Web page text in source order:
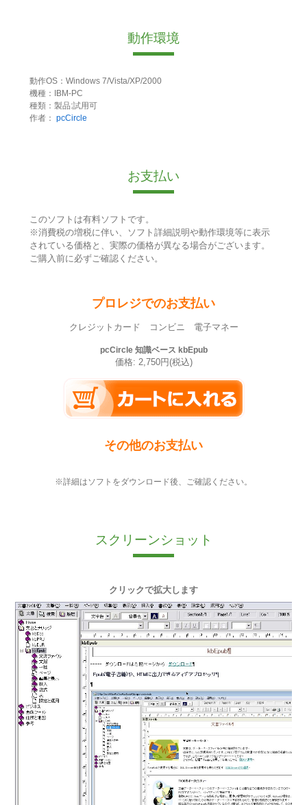
動作環境
動作OS：Windows 7/Vista/XP/2000
機種：IBM-PC
種類：製品:試用可
作者： pcCircle
お支払い
このソフトは有料ソフトです。
※消費税の増税に伴い、ソフト詳細説明や動作環境等に表示
されている価格と、実際の価格が異なる場合がございます。
ご購入前に必ずご確認ください。
プロレジでのお支払い
クレジットカード コンビニ 電子マネー
pcCircle 知識ベース kbEpub
価格: 2,750円(税込)
その他のお支払い
※詳細はソフトをダウンロード後、ご確認ください。
スクリーンショット
クリックで拡大します